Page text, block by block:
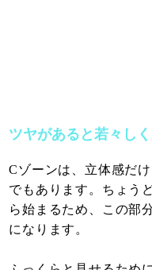
ツヤがあると若々し
Cゾーンは、立体感だ
でもあります。ちょう
ら始まるため、この部
になります。